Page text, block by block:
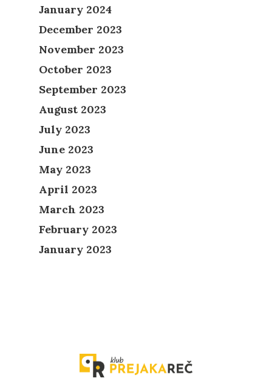
January 2024
December 2023
November 2023
October 2023
September 2023
August 2023
July 2023
June 2023
May 2023
April 2023
March 2023
February 2023
January 2023